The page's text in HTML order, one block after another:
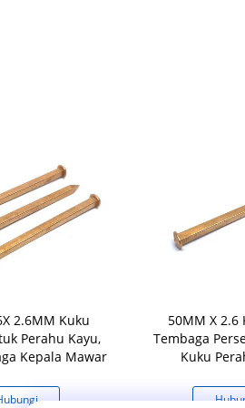
2.6MM Kuku
Perahu Kayu,
Kepala Mawar
50MM X 2.6
Tembaga
Kuku